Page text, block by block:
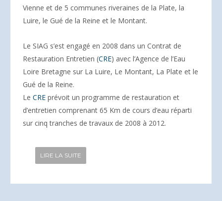
Vienne et de 5 communes riveraines de la Plate, la
Luire, le Gué de la Reine et le Montant.
Le SIAG s’est engagé en 2008 dans un Contrat de
Restauration Entretien (CRE) avec l’Agence de l’Eau
Loire Bretagne sur La Luire, Le Montant, La Plate et le
Gué de la Reine.
Le CRE prévoit un programme de restauration et
d’entretien comprenant 65 Km de cours d’eau réparti
sur cinq tranches de travaux de 2008 à 2012.
LIRE LA SUITE